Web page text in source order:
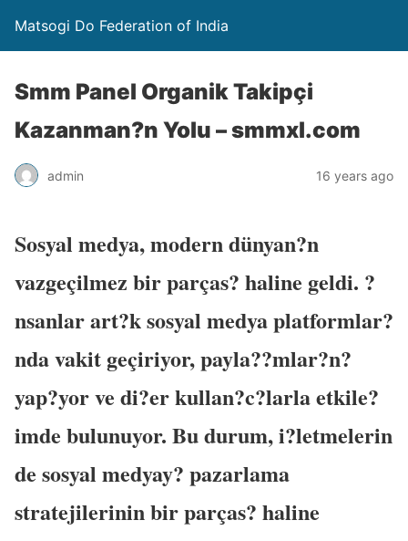
Matsogi Do Federation of India
Smm Panel Organik Takipçi
Kazanman?n Yolu – smmxl.com
admin 16 years ago
Sosyal medya, modern dünyan?n
vazgeçilmez bir parças? haline geldi. ?
nsanlar art?k sosyal medya platformlar?
nda vakit geçiriyor, payla??mlar?n?
yap?yor ve di?er kullan?c?larla etkile?
imde bulunuyor. Bu durum, i?letmelerin
de sosyal medyay? pazarlama
stratejilerinin bir parças? haline